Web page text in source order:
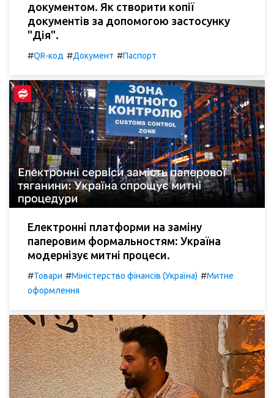
документом. Як створити копії
документів за допомогою застосунку
"Дія".
#QR-код #Документ #Паспорт
Електронні платформи на заміну
паперовим формальностям: Україна
модернізує митні процеси.
#Товари #Міністерство фінансів (Україна) #Митне
оформлення